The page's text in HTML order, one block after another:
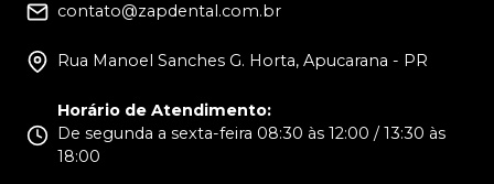
contato@zapdental.com.br
Rua Manoel Sanches G. Horta, Apucarana - PR
Horário de Atendimento:
De segunda a sexta-feira 08:30 às 12:00 / 13:30 às
18:00